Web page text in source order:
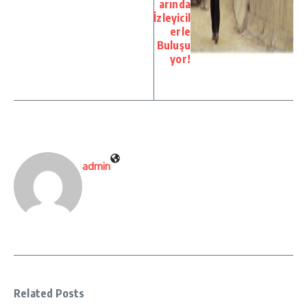
arında
İzleyicil
erle
Buluşu
yor!
admin
Related Posts